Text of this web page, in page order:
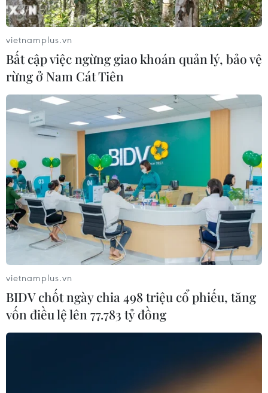
vietnamplus.vn
Bất cập việc ngừng giao khoán quản lý, bảo vệ
rừng ở Nam Cát Tiên
vietnamplus.vn
BIDV chốt ngày chia 498 triệu cổ phiếu, tăng
vốn điều lệ lên 77.783 tỷ đồng